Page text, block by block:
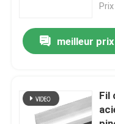
meilleur prix
Fil